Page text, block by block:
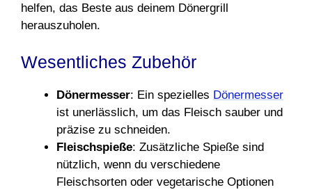
helfen, das Beste aus deinem Dönergrill
herauszuholen.
Wesentliches Zubehör
Dönermesser: Ein spezielles Dönermesser
ist unerlässlich, um das Fleisch sauber und
präzise zu schneiden.
Fleischspieße: Zusätzliche Spieße sind
nützlich, wenn du verschiedene
Fleischsorten oder vegetarische Optionen